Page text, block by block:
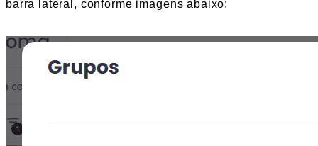
barra lateral, conforme imagens abaixo: